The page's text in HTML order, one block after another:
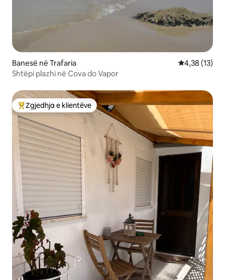
Banesë në Trafaria Vlerësimi
4,38 (13)
Shtëpi plazhi në Cova do Vapor
Më të mirat e zgjedhjeve të klientëve
Zgjedhja e klientëve